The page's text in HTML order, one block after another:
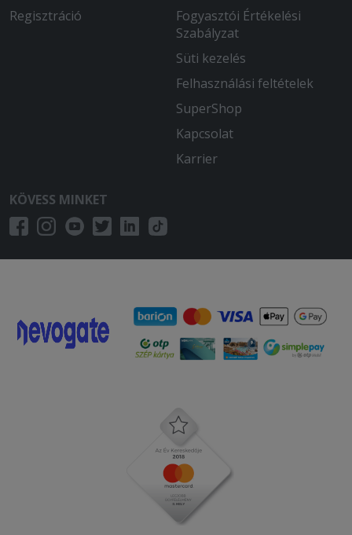
Regisztráció
Fogyasztói Értékelési
Szabályzat
Süti kezelés
Felhasználási feltételek
SuperShop
Kapcsolat
Karrier
KÖVESS MINKET